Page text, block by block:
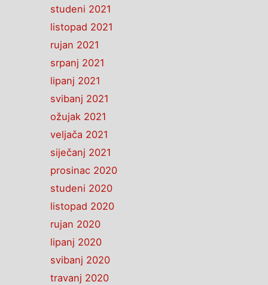
studeni 2021
listopad 2021
rujan 2021
srpanj 2021
lipanj 2021
svibanj 2021
ožujak 2021
veljača 2021
siječanj 2021
prosinac 2020
studeni 2020
listopad 2020
rujan 2020
lipanj 2020
svibanj 2020
travanj 2020